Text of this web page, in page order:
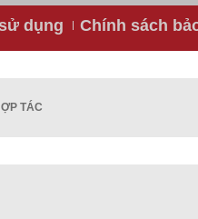
dụng Chính sách
TÁC